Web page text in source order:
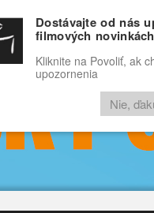
Funny Docu
VIDEÁ FILMY
Dostávajte od nás
filmových novinkách
Kliknite na Povoliť, ak
upozornenia
Nie,